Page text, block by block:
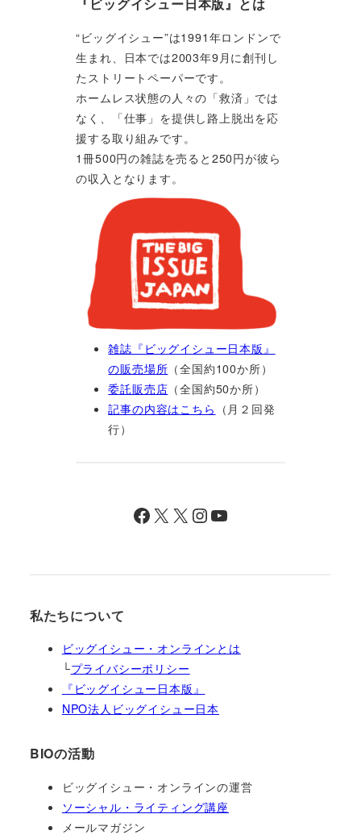
『ビッグイシュー日本版』とは
“ビッグイシュー”は1991年ロンドンで
生まれ、日本では2003年9月に創刊し
たストリートペーパーです。
ホームレス状態の人々の「救済」では
なく、「仕事」を提供し路上脱出を応
援する取り組みです。
1冊500円の雑誌を売ると250円が彼ら
の収入となります。
雑誌『ビッグイシュー日本版』
の販売場所 （全国約100か所）
委託販売店 （全国約50か所）
記事の内容はこちら （月２回発
行）
Facebook X X InstagramYouTube
私たちについて
ビッグイシュー・オンラインとは
└プライバシーポリシー
『ビッグイシュー日本版』
NPO法人ビッグイシュー日本
BIOの活動
ビッグイシュー・オンラインの運営
ソーシャル・ライティング講座
メールマガジン